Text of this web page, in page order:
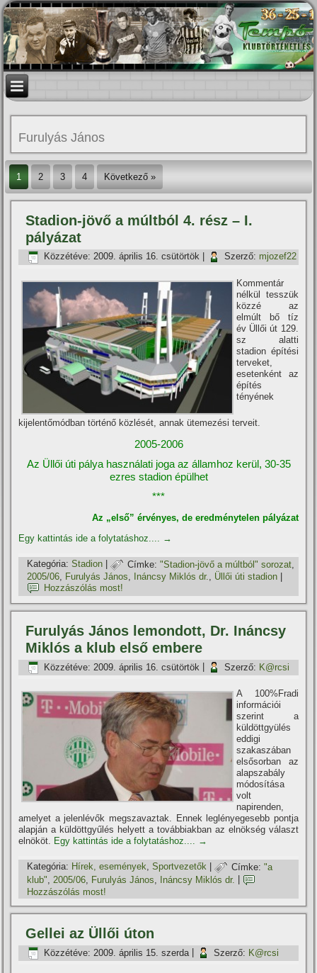
Furulyás János
1 2 3 4 Következő »
Stadion-jövő a múltból 4. rész – I.
pályázat
Közzétéve: 2009. április 16. csütörtök Szerző: mjozef22
Kommentár
nélkül tesszük
közzé az
elmúlt bő tí­z
év Üllői út 129.
sz alatti
stadion épí­tési
terveket,
esetenként az
épí­tés
tényének
kijelentőmódban történő közlését, annak ütemezési terveit.
2005-2006
Az Üllői úti pálya használati joga az államhoz kerül, 30-35
ezres stadion épülhet
***
Az „első” érvényes, de eredménytelen pályázat
Egy kattintás ide a folytatáshoz.... →
Kategória: Stadion | Címke: "Stadion-jövő a múltból" sorozat
2005/06, Furulyás János, Ináncsy Miklós dr., Üllői úti stadion
Hozzászólás most!
Furulyás János lemondott, Dr. Ináncsy
Miklós a klub első embere
Közzétéve: 2009. április 16. csütörtök Szerző: K@rcsi
A 100%Fradi
információi
szerint a
küldöttgyülés
eddigi
szakaszában
elsősorban az
alapszabály
módosí­tása
volt
napirenden,
amelyet a jelenlévők megszavaztak. Ennek leglényegesebb pontja
alapján a küldöttgyűlés helyett a továbbiakban az elnökség választ
elnököt. Egy kattintás ide a folytatáshoz.... →
Kategória: Hí­rek, események,Sportvezetők | Címke: "a
klub"
2005/06 Furulyás János Ináncsy Miklós dr.
Hozzászólás most!
Gellei az Üllői úton
Közzétéve: 2009. április 15. szerda Szerző: K@rcsi